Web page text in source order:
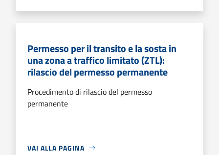
Permesso per il transito e la sosta in
una zona a traffico limitato (ZTL):
rilascio del permesso permanente
Procedimento di rilascio del permesso
permanente
VAI ALLA PAGINA